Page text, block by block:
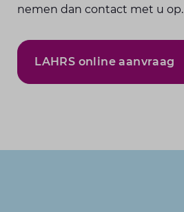
nemen dan contact met u op.
LAHRS online aanvraag